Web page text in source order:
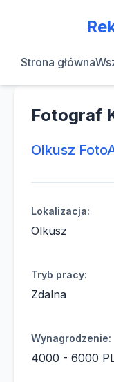
Strona główna
Fotograf
Olkusz
Lokalizacja:
Olkusz
Tryb pracy:
Zdalna
Wynagrodzenie:
4000 - 6000